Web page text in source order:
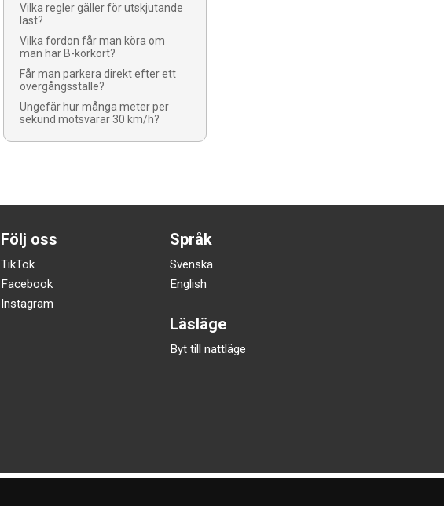
Vilka regler gäller för utskjutande
last?
Vilka fordon får man köra om
man har B-körkort?
Får man parkera direkt efter ett
övergångsställe?
Ungefär hur många meter per
sekund motsvarar 30 km/h?
Följ oss
TikTok
Facebook
Instagram
Språk
Svenska
English
Läsläge
Byt till nattläge